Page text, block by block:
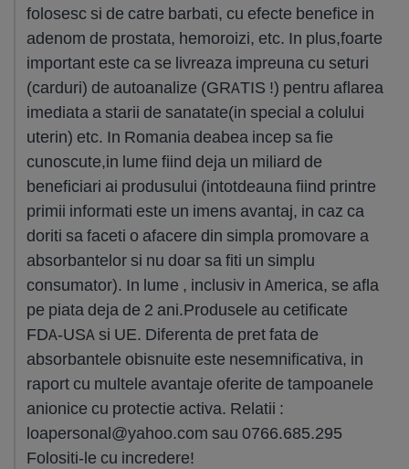
folosesc si de catre barbati, cu efecte benefice in
adenom de prostata, hemoroizi, etc. In plus,foarte
important este ca se livreaza impreuna cu seturi
(carduri) de autoanalize (GRATIS !) pentru aflarea
imediata a starii de sanatate(in special a colului
uterin) etc. In Romania deabea incep sa fie
cunoscute,in lume fiind deja un miliard de
beneficiari ai produsului (intotdeauna fiind printre
primii informati este un imens avantaj, in caz ca
doriti sa faceti o afacere din simpla promovare a
absorbantelor si nu doar sa fiti un simplu
consumator). In lume , inclusiv in America, se afla
pe piata deja de 2 ani.Produsele au cetificate
FDA-USA si UE. Diferenta de pret fata de
absorbantele obisnuite este nesemnificativa, in
raport cu multele avantaje oferite de tampoanele
anionice cu protectie activa. Relatii :
loapersonal@yahoo.com sau 0766.685.295
Folositi-le cu incredere!